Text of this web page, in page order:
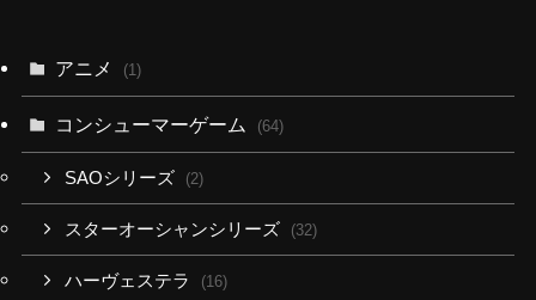
アニメ (1)
コンシューマーゲーム (64)
SAOシリーズ (2)
スターオーシャンシリーズ (32)
ハーヴェステラ (16)